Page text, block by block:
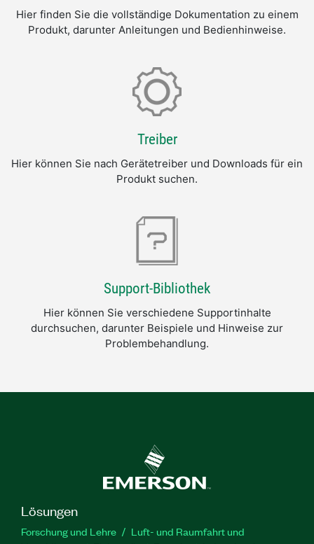
Hier finden Sie die vollständige Dokumentation zu einem
Produkt, darunter Anleitungen und Bedienhinweise.
Treiber
Hier können Sie nach Gerätetreiber und Downloads für ein
Produkt suchen.
Support-Bibliothek
Hier können Sie verschiedene Supportinhalte
durchsuchen, darunter Beispiele und Hinweise zur
Problembehandlung.
Lösungen
Forschung und Lehre
Luft- und Raumfahrt und